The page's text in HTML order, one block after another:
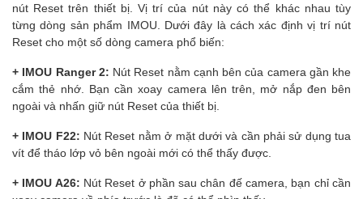
nút Reset trên thiết bị. Vị trí của nút này có thể khác nhau tùy
từng dòng sản phẩm IMOU. Dưới đây là cách xác định vị trí nút
Reset cho một số dòng camera phổ biến:
+ IMOU Ranger 2: Nút Reset nằm cạnh bên của camera gần khe
cắm thẻ nhớ. Bạn cần xoay camera lên trên, mở nắp đen bên
ngoài và nhấn giữ nút Reset của thiết bị.
+ IMOU F22: Nút Reset nằm ở mặt dưới và cần phải sử dụng tua
vít để tháo lớp vỏ bên ngoài mới có thể thấy được.
+ IMOU A26: Nút Reset ở phần sau chân đế camera, bạn chỉ cần